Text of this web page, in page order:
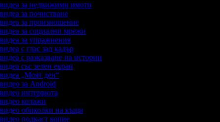
видеа за недвижими имоти
за почистване
видеа за произношение
видеа за социални мрежи
за упражнения
с глас зад кадър
с разказване на истории
със зелен екран
видеа „Моят ден“
за Android
интервюта
колажи
видео обиколки на къщи
подкаст копие